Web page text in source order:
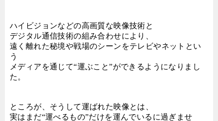
ハイビジョンなどの高画質な映像技術と
デジタル通信技術の組み合わせにより、
遠く離れた秘境や戦場のシーンをテレビやネットとい
う
メディアを通じて“運ぶこと”ができるようになりまし
た。
ところが、そうして運ばれた映像とは、
実はまだ“運べるもの”だけを運んでいるに過ぎませ